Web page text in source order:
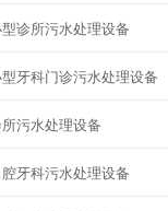
诊所污水处理设备
牙科门诊污水处理设备
污水处理设备
腔牙科污水处理设备